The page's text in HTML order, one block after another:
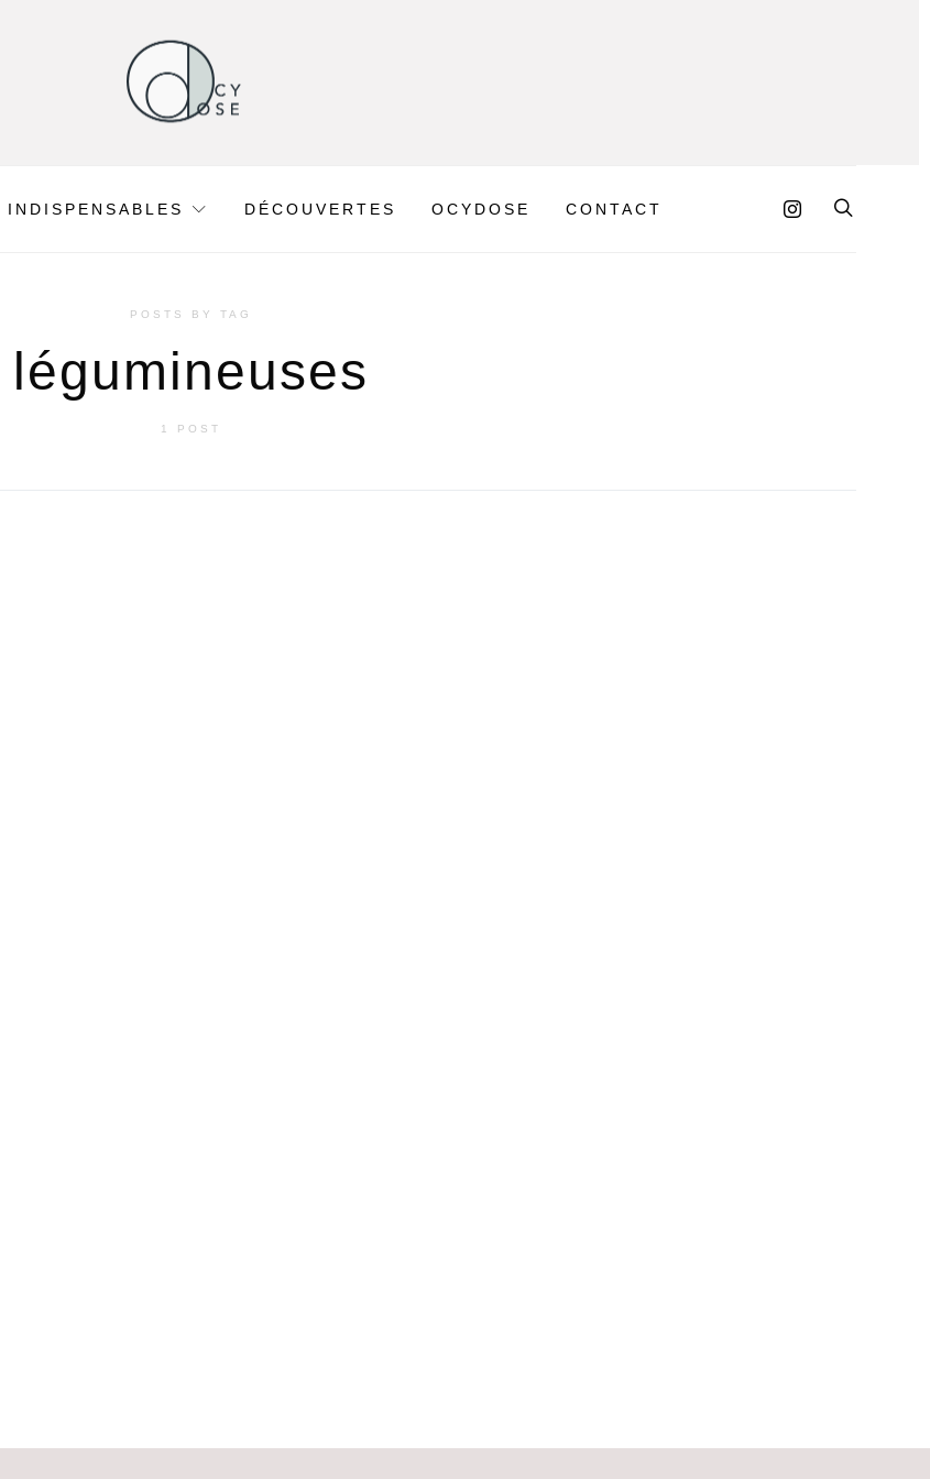
INDISPENSABLES DÉCOUVERTES OCYDOSE CONTACT
POSTS BY TAG
légumineuses
1 POST